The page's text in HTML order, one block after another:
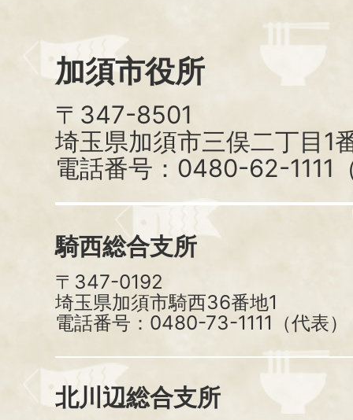
加須市役所
〒347-8501
埼玉県加須市三俣二丁目1
電話番号：0480-62-1111
騎西総合支所
〒347-0192
埼玉県加須市騎西36番地1
電話番号：0480-73-1111（代表）
北川辺総合支所